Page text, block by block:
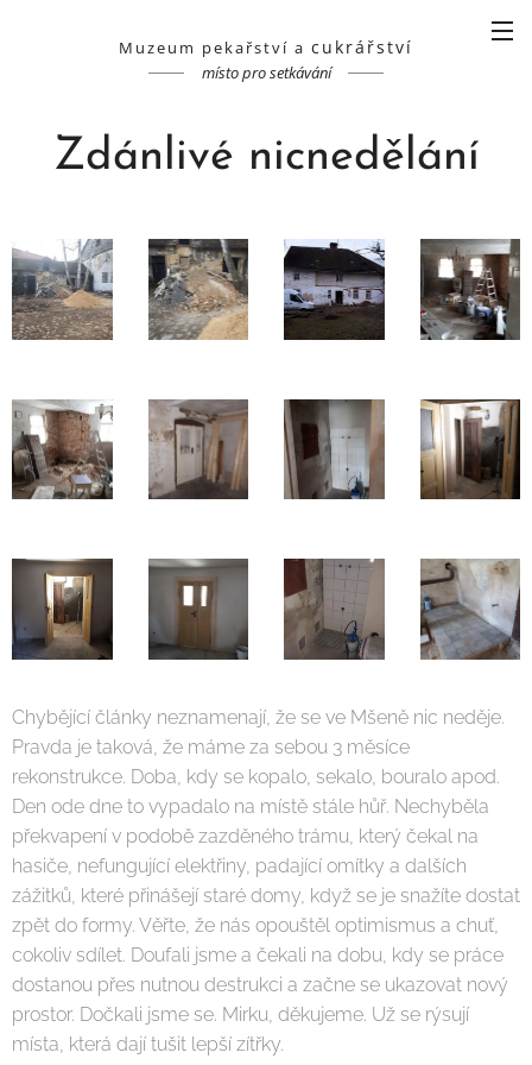
Muzeum pekařství a cukrářství
místo pro setkávání
Zdánlivé nicnedělání
Chybějící články neznamenají, že se ve Mšeně nic neděje.
Pravda je taková, že máme za sebou 3 měsíce
rekonstrukce. Doba, kdy se kopalo, sekalo, bouralo apod.
Den ode dne to vypadalo na místě stále hůř. Nechyběla
překvapení v podobě zazděného trámu, který čekal na
hasiče, nefungující elektřiny, padající omítky a dalších
zážitků, které přinášejí staré domy, když se je snažíte dostat
zpět do formy. Věřte, že nás opouštěl optimismus a chuť,
cokoliv sdílet. Doufali jsme a čekali na dobu, kdy se práce
dostanou přes nutnou destrukci a začne se ukazovat nový
prostor. Dočkali jsme se. Mirku, děkujeme. Už se rýsují
místa, která dají tušit lepší zítřky.